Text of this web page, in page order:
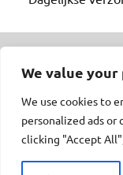
We value your
We use cookies to
personalized ads or
clicking "Accept
Samenwerking
50enzo.nl-